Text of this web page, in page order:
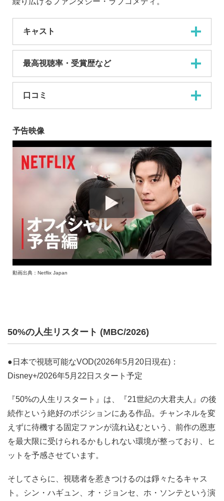
キャスト
最高視聴率・受賞歴など
口コミ
予告映像
動画出典：Netflix Japan
50%の人生リスタート (MBC/2026)
●日本で視聴可能なVOD(2026年5月20日現在)：
Disney+/2026年5月22日スタート予定
『50%の人生リスタート』は、『21世紀の大君夫人』の後
続作という絶好のポジションにある作品。チャンネルを変
えずに待機する固定ファンが流れ込むという、前作の恩恵
を最大限に受けられるかもしれない環境が整っており、ヒ
ットを予感させています。
そしてさらに、視聴者を惹きつけるのは錚々たるキャス
ト。シン・ハギュン、オ・ジョンセ、ホ・ソンテという演